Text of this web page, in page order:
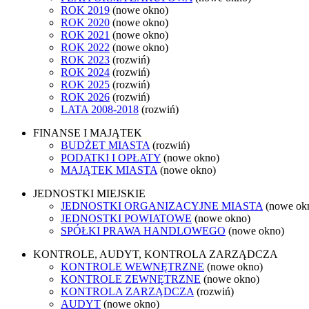
ROK 2019 (nowe okno)
ROK 2020 (nowe okno)
ROK 2021 (nowe okno)
ROK 2022 (nowe okno)
ROK 2023 (rozwiń)
ROK 2024 (rozwiń)
ROK 2025 (rozwiń)
ROK 2026 (rozwiń)
LATA 2008-2018 (rozwiń)
FINANSE I MAJĄTEK
BUDŻET MIASTA (rozwiń)
PODATKI I OPŁATY (nowe okno)
MAJĄTEK MIASTA (nowe okno)
JEDNOSTKI MIEJSKIE
JEDNOSTKI ORGANIZACYJNE MIASTA (nowe
JEDNOSTKI POWIATOWE (nowe okno)
SPÓŁKI PRAWA HANDLOWEGO (nowe okno)
KONTROLE, AUDYT, KONTROLA ZARZĄDCZA
KONTROLE WEWNĘTRZNE (nowe okno)
KONTROLE ZEWNĘTRZNE (nowe okno)
KONTROLA ZARZĄDCZA (rozwiń)
AUDYT (nowe okno)